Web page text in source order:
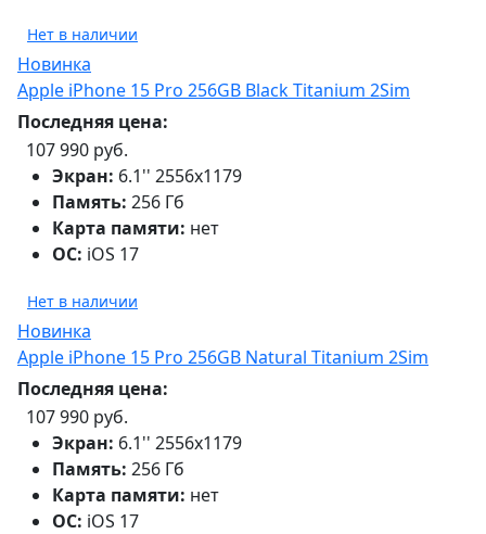
Нет в наличии
Новинка
Apple iPhone 15 Pro 256GB Black Titanium 2Sim
Последняя цена:
107 990 руб.
Экран: 6.1'' 2556x1179
Память: 256 Гб
Карта памяти: нет
ОС: iOS 17
Нет в наличии
Новинка
Apple iPhone 15 Pro 256GB Natural Titanium 2Sim
Последняя цена:
107 990 руб.
Экран: 6.1'' 2556x1179
Память: 256 Гб
Карта памяти: нет
ОС: iOS 17